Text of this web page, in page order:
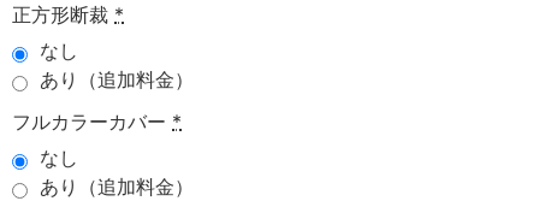
正方形断裁 *
なし
あり（追加料金）
フルカラーカバー *
なし
あり（追加料金）